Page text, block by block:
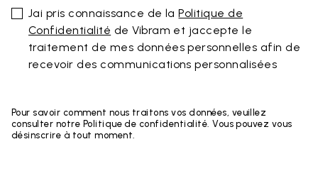
Jai pris connaissance de laPolitique de
Confidentialité de Vibram et jaccepte le
traitement de mes données personnelles afin de
recevoir des communications personnalisées
Pour savoir comment nous traitons vos données, veuillez
consulter notre Politique de confidentialité. Vous pouvez vous
désinscrire à tout moment.